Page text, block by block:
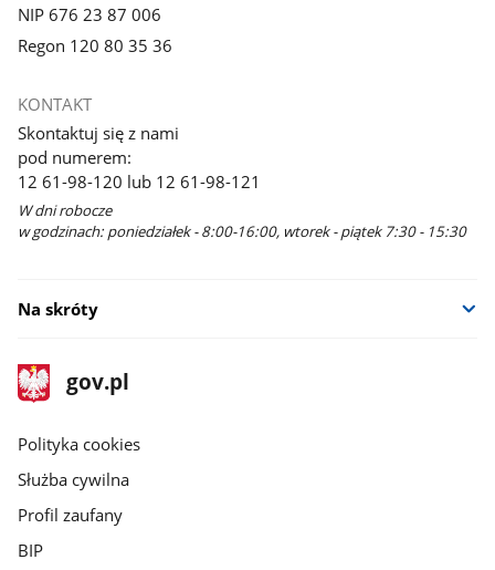
NIP 676 23 87 006
Regon 120 80 35 36
KONTAKT
Skontaktuj się z nami
pod numerem:
12 61-98-120 lub 12 61-98-121
W dni robocze
w godzinach: poniedziałek - 8:00-16:00, wtorek - piątek 7:30 - 15:30
Na skróty
stopka
gov.pl
Strona
gov.pl
gov.pl
Polityka cookies
Służba cywilna
Profil zaufany
BIP